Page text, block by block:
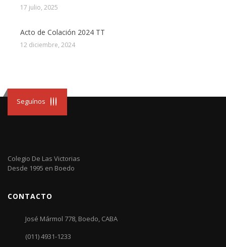
17 julio, 2025
Acto de Colación 2024 TT
12 diciembre, 2024
Seguínos
Colegio De Las Victorias
Desde 1995 en Boedo
CONTACTO
José Mármol 778, Boedo, CABA
(011) 4931-1233